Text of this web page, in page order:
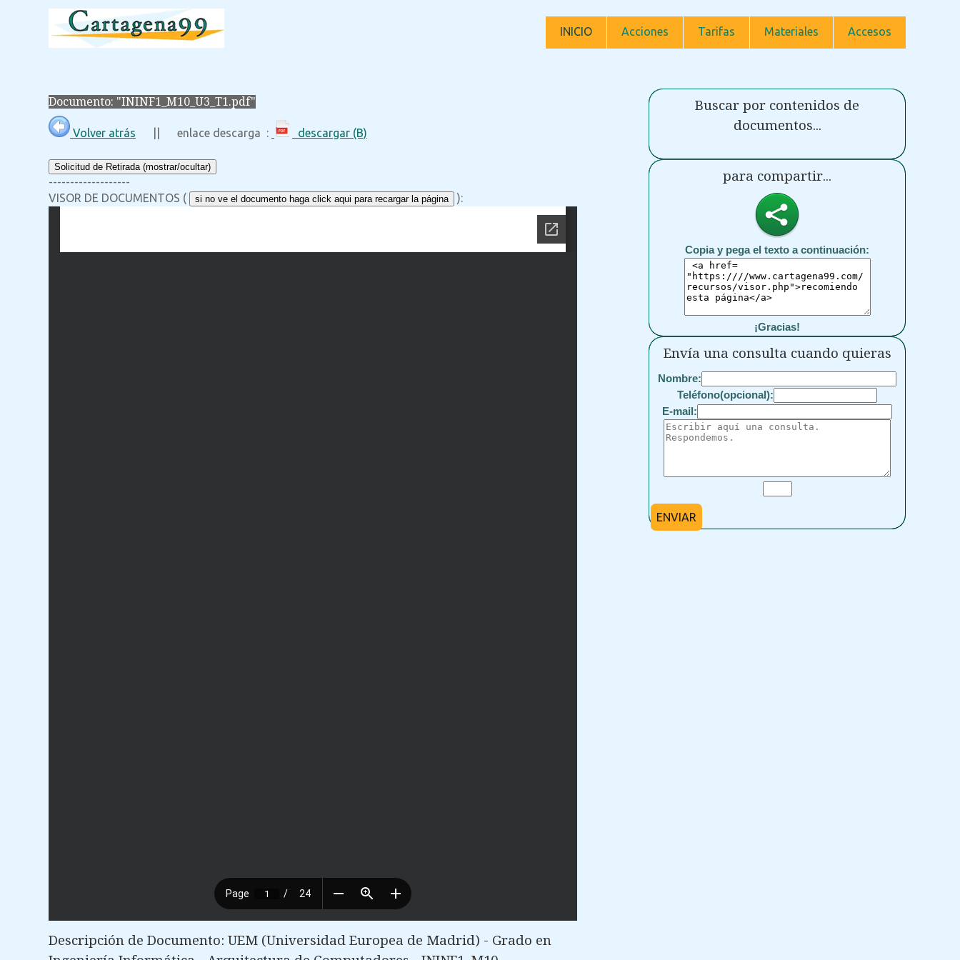
INICIO Acciones Tarifas Materiales Accesos
Documento: "ININF1_M10_U3_T1.pdf"
Volver atrás || enlace descarga : descargar (B)
Solicitud de Retirada (mostrar/ocultar)
-------------------
VISOR DE DOCUMENTOS (
si no ve el documento haga click aqui para recargar la página ):
Descripción de Documento: UEM (Universidad Europea de Madrid) - Grado en
Buscar por contenidos de
documentos...
para compartir...
Copia y pega el texto a continuación:
¡Gracias!
Envía una consulta cuando quieras
Nombre:
Teléfono(opcional):
E-mail:
ENVIAR